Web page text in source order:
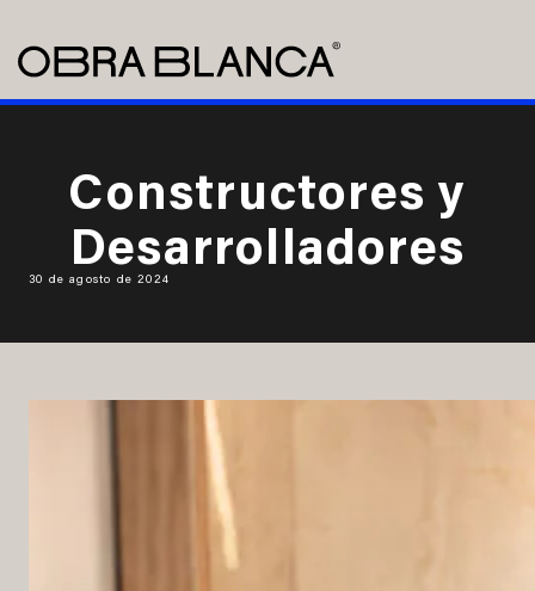
Constructores y
Desarrolladores
30 de agosto de 2024